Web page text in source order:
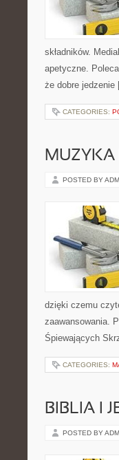
składników.
apetyczne.
że dobre
CATEGORIES:
MUZYKA
POSTED BY
dzięki czemu
zaawansowania.
Śpiewających
CATEGORIES:
BIBLIA I
POSTED BY